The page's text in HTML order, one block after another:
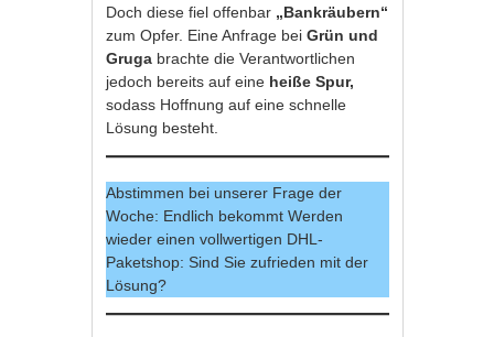
Doch diese fiel offenbar „Bankräubern“
zum Opfer. Eine Anfrage beiGrün und
Gruga brachte die Verantwortlichen
jedoch bereits auf eine heiße Spur,
sodass Hoffnung auf eine schnelle
Lösung besteht.
Abstimmen bei unserer Frage der
Woche: Endlich bekommt Werden
wieder einen vollwertigen DHL-
Paketshop: Sind Sie zufrieden mit der
Lösung?